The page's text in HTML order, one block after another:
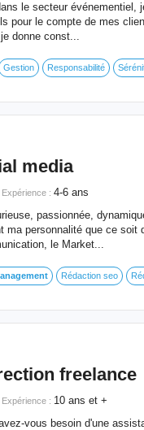
le secteur événementiel,
pour le compte de mes
donne const...
Gestion Responsabilité
media
Expérience : 4-6 ans
passionnée,
ma personnalité que ce soit
le Market...
Rédaction seo
freelance
Expérience : 10 ans et +
vous besoin d'une